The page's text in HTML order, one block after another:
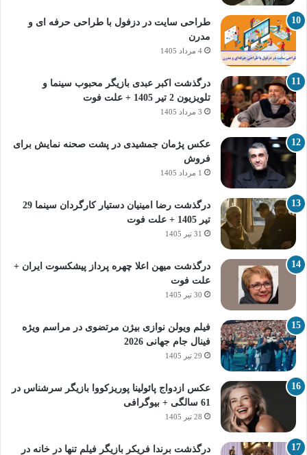
طراحی سایت در دزفول با طراحی حرفه‌ ای و
مدرن
4 مرداد 1405
درگذشت اکبر عبدی بازیگر محبوب سینما و
تلویزیون 2 تیر 1405 + علت فوت
3 مرداد 1405
عکس پژمان جمشیدی در پشت صحنه نمایش برای
فروش
1 مرداد 1405
درگذشت رضا امینیان دستیار کارگردان سینما 29
تیر 1405 + علت فوت
31 تیر 1405
درگذشت میهن اعلا چهره پرداز پیشکسوت ایران +
علت فوت
30 تیر 1405
فیلم ویولن نوازی بیژن مرتضوی در مراسم ویژه
فینال جام جهانی 2026
29 تیر 1405
عکس ازدواج پائولینا پوریزکووا بازیگر سرشناس در
61 سالگی + بیوگرافی
28 تیر 1405
درگذشت برندا فریکر بازیگر فیلم تنها در خانه در